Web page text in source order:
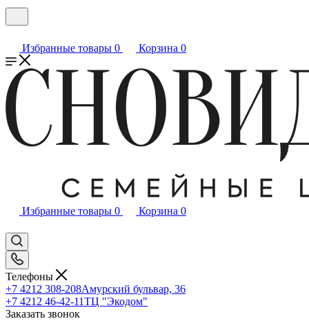
Избранные товары 0 Корзина 0
Избранные товары 0 Корзина 0
Телефоны
+7 4212 308-208Амурский бульвар, 36
+7 4212 46-42-11ТЦ "Экодом"
Заказать звонок